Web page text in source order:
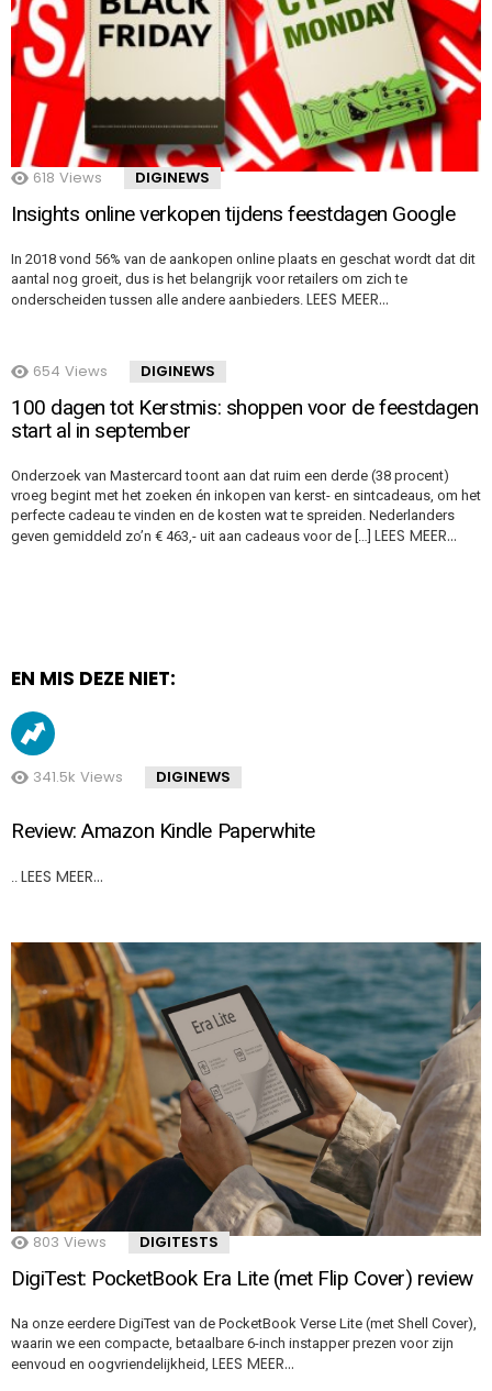
618 Views DIGINEWS
Insights online verkopen tijdens feestdagen Google
In 2018 vond 56% van de aankopen online plaats en geschat wordt dat dit
aantal nog groeit, dus is het belangrijk voor retailers om zich te
onderscheiden tussen alle andere aanbieders. LEES MEER…
654 Views DIGINEWS
100 dagen tot Kerstmis: shoppen voor de feestdagen
start al in september
Onderzoek van Mastercard toont aan dat ruim een derde (38 procent)
vroeg begint met het zoeken én inkopen van kerst- en sintcadeaus, om het
perfecte cadeau te vinden en de kosten wat te spreiden. Nederlanders
geven gemiddeld zo’n € 463,- uit aan cadeaus voor de […] LEES MEER…
EN MIS DEZE NIET:
341.5k Views DIGINEWS
Review: Amazon Kindle Paperwhite
LEES MEER…
803 Views DIGITESTS
DigiTest: PocketBook Era Lite (met Flip Cover) review
Na onze eerdere DigiTest van de PocketBook Verse Lite (met Shell Cover),
waarin we een compacte, betaalbare 6-inch instapper prezen voor zijn
eenvoud en oogvriendelijkheid, LEES MEER…